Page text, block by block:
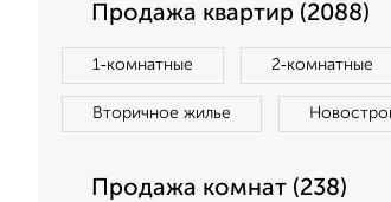
Продажа квартир (2088)
1‑комнатные 2‑комнатные
Вторичное жилье
Продажа комнат (238)